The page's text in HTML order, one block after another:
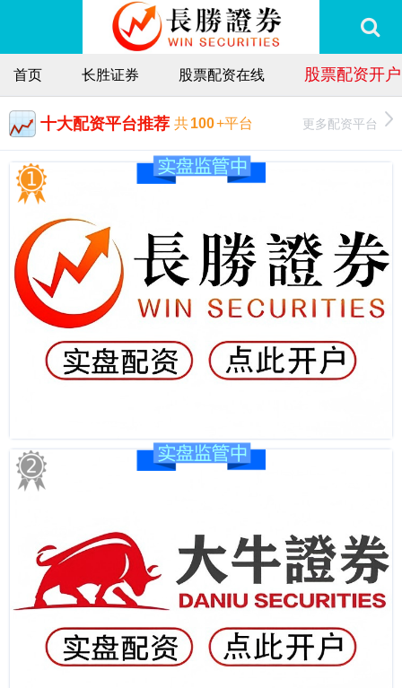
首页 长胜证券 股票配资在线 股票配资开户
十大配资平台推荐 共100+平台 更多配资平台